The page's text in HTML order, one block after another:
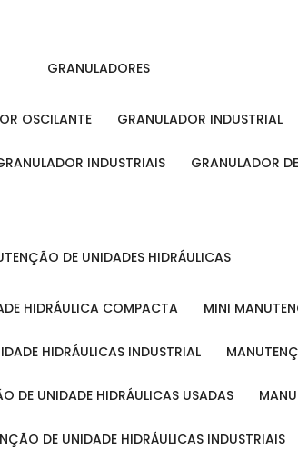
GRANULADORES
OSCILANTE GRANULADOR INDUSTRIAL
GRANULADOR INDUSTRIAIS GRANULADOR
DE UNIDADES HIDRÁULICAS
HIDRÁULICA COMPACTA MINI
HIDRÁULICAS INDUSTRIAL
DE UNIDADE HIDRÁULICAS USADAS
DE UNIDADE HIDRÁULICAS INDUSTRIAIS